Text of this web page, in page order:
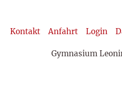
Kontakt Anfahrt Login
Gymnasium